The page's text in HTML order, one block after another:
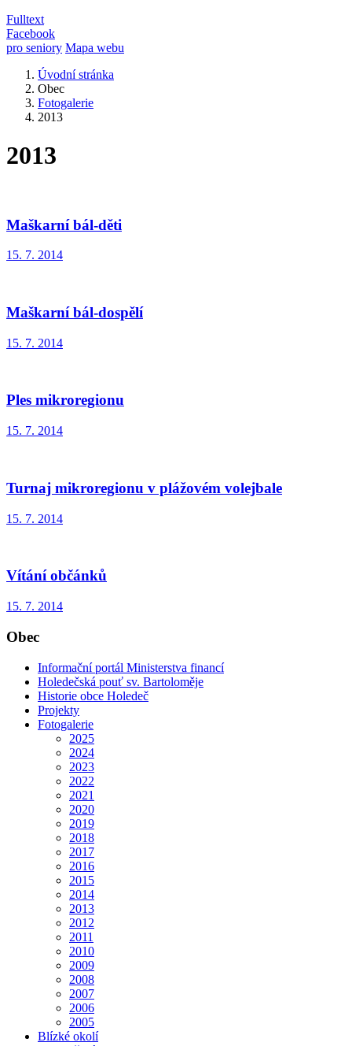
Fulltext
Facebook
pro seniory Mapa webu
Úvodní stránka
Obec
Fotogalerie
2013
2013
Maškarní bál-děti
15. 7. 2014
Maškarní bál-dospělí
15. 7. 2014
Ples mikroregionu
15. 7. 2014
Turnaj mikroregionu v plážovém volejbale
15. 7. 2014
Vítání občánků
15. 7. 2014
Obec
Informační portál Ministerstva financí
Holedečská pouť sv. Bartoloměje
Historie obce Holedeč
Projekty
Fotogalerie
2025
2024
2023
2022
2021
2020
2019
2018
2017
2016
2015
2014
2013
2012
2011
2010
2009
2008
2007
2006
2005
Blízké okolí